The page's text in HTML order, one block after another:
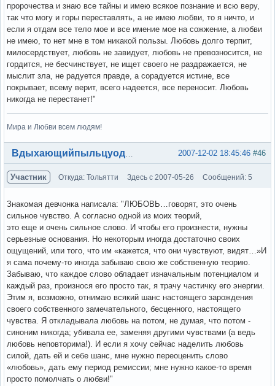
пророчества и знаю все тайны и имею всякое познание и всю веру,
так что могу и горы переставлять, а не имею любви, то я ничто, и
если я отдам все тело мое и все имение мое на сожжение, а любви
не имею, то нет мне в том никакой пользы. Любовь долго терпит,
милосердствует, любовь не завидует, любовь не превозносится, не
гордится, не бесчинствует, не ищет своего не раздражается, не
мыслит зла, не радуется правде, а сорадуется истине, все
покрывает, всему верит, всего надеется, все переносит. Любовь
никогда не перестанет!"
Мира и Любви всем людям!
Вне форума #46
2007-12-02 18:45:46
Участник Откуда: Тольятти Здесь с 2007-05-26 Сообщений: 5
Знакомая девчонка написала: "ЛЮБОВЬ…говорят, это очень
сильное чувство. А согласно одной из моих теорий,
это еще и очень сильное слово. И чтобы его произнести, нужны
серьезные основания. Но некоторым иногда достаточно своих
ощущений, или того, что им «кажется, что они чувствуют, видят…»И
я сама почему-то иногда забываю свою же собственную теорию.
Забываю, что каждое слово обладает изначальным потенциалом и
каждый раз, произнося его просто так, я трачу частичку его энергии.
Этим я, возможно, отнимаю всякий шанс настоящего зарождения
своего собственного замечательного, бесценного, настоящего
чувства. Я откладывала любовь на потом, не думая, что потом -
синоним никогда; убивала ее, заменяя другими чувствами (а ведь
любовь неповторима!). И если я хочу сейчас наделить любовь
силой, дать ей и себе шанс, мне нужно переоценить слово
«любовь», дать ему период ремиссии; мне нужно какое-то время
просто помолчать о любви!"